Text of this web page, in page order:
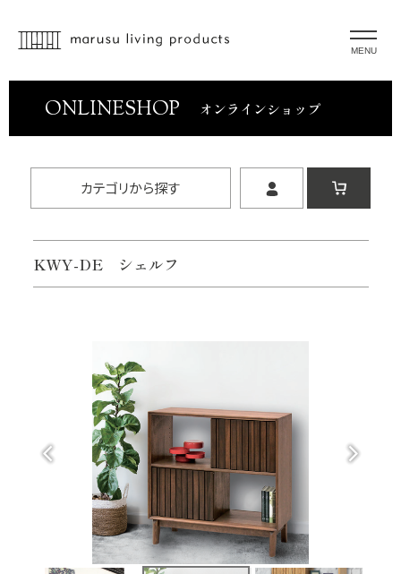
MENU
ONLINESHOP オンラインショップ
カテゴリから探す
KWY-DE シェルフ